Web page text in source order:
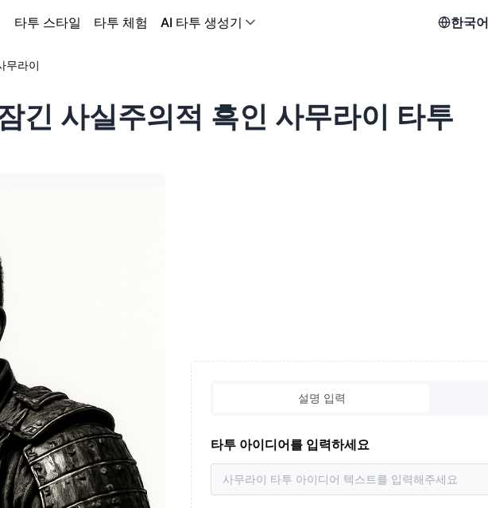
한국어
타투 스타일 타투 체험 AI 타투 생성기
무라이
긴 사실주의적 흑인 사무라이 타투
설명 입력
타투 아이디어를 입력하세요